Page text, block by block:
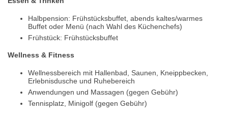
Halbpension: Frühstücksbuffet, abends kaltes/warmes
Buffet oder Menü (nach Wahl des Küchenchefs)
Frühstück: Frühstücksbuffet
Wellness & Fitness
Wellnessbereich mit Hallenbad, Saunen, Kneippbecken,
Erlebnisdusche und Ruhebereich
Anwendungen und Massagen (gegen Gebühr)
Tennisplatz, Minigolf (gegen Gebühr)